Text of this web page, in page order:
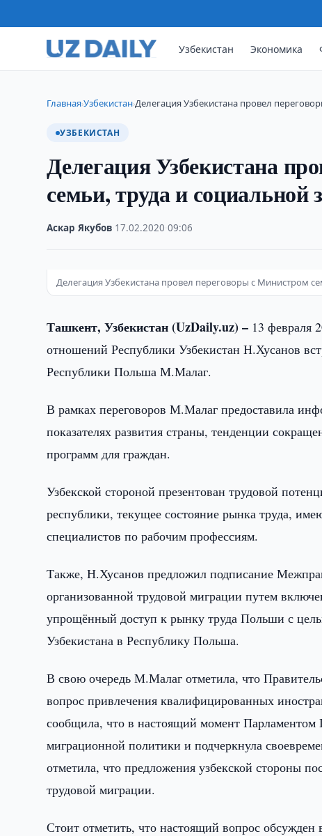
Узбекистан Экономика
Главная›Узбекистан›Делегация Узбекистана провел
УЗБЕКИСТАН
Делегация Узбекистана
семьи, труда и
Аскар Якубов 17.02.2020 ·09:06
Делегация Узбекистана провел переговоры с Министром
Ташкент, Узбекистан (UzDaily.uz) – 13 февраля
отношений Республики Узбекистан Н.Хусанов
Республики Польша М.Малаг.
В рамках переговоров М.Малаг предоставила
показателях развития страны, тенденции
программ для граждан.
Узбекской стороной презентован трудовой
республики, текущее состояние рынка труда,
специалистов по рабочим профессиям.
Также, Н.Хусанов предложил подписание
организованной трудовой миграции путем
упрощённый доступ к рынку труда Польши с
Узбекистана в Республику Польша.
В свою очередь М.Малаг отметила, что
вопрос привлечения квалифицированных
сообщила, что в настоящий момент Парламентом
миграционной политики и подчеркнула
отметила, что предложения узбекской стороны
трудовой миграции.
Стоит отметить, что настоящий вопрос